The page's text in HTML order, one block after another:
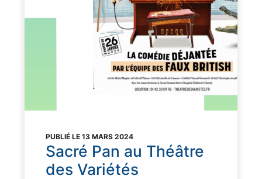
PUBLIÉ LE 13 MARS 2024
Sacré Pan au Théâtre
des Variétés